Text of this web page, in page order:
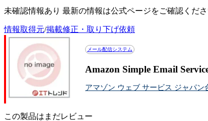
未確認情報あり 最新の情報は公式ページをご確認くだ
情報取得元/掲載修正・取り下げ依頼
メール配信システム
Amazon Simple Email
アマゾン ウェブ サービス ジャパン
この製品はまだレビュー